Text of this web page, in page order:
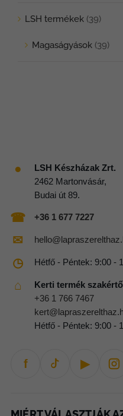
LSH termékek (39)
Magaságyások (39)
●
LSH Készházak Zrt.
2462 Martonvásár,
Budai út 89.
☎ +36 1 677 7227
✉
◷ Hétfő - Péntek: 9:00 -
⌂
Kerti termék
+36 1 766 7467
Hétfő - Péntek: 9:00 -
f ▶